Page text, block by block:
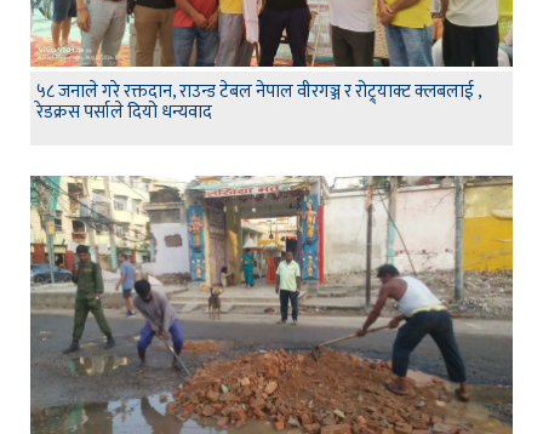
५८ जनाले गरे रक्तदान, राउन्ड टेबल नेपाल वीरगञ्ज र रोट्र्याक्ट क्लबलाई ,
रेडक्रस पर्साले दियो धन्यवाद